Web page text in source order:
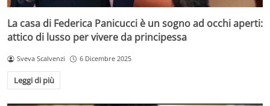
La casa di Federica Panicucci è un sogno ad occhi aperti:
attico di lusso per vivere da principessa
Sveva Scalvenzi 6 Dicembre 2025
Leggi di più